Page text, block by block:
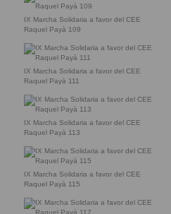
IX Marcha Solidaria a favor del CEE
Raquel Payà 109
IX Marcha Solidaria a favor del CEE
Raquel Payà 111
IX Marcha Solidaria a favor del CEE
Raquel Payà 113
IX Marcha Solidaria a favor del CEE
Raquel Payà 115